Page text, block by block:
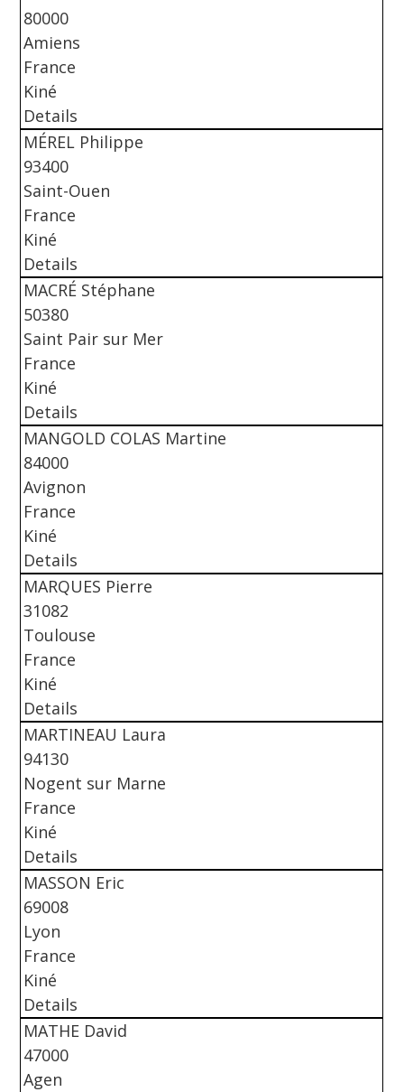
80000
Amiens
France
Kiné
Details
MÉREL Philippe
93400
Saint-Ouen
France
Kiné
Details
MACRÉ Stéphane
50380
Saint Pair sur Mer
France
Kiné
Details
MANGOLD COLAS Martine
84000
Avignon
France
Kiné
Details
MARQUES Pierre
31082
Toulouse
France
Kiné
Details
MARTINEAU Laura
94130
Nogent sur Marne
France
Kiné
Details
MASSON Eric
69008
Lyon
France
Kiné
Details
MATHE David
47000
Agen